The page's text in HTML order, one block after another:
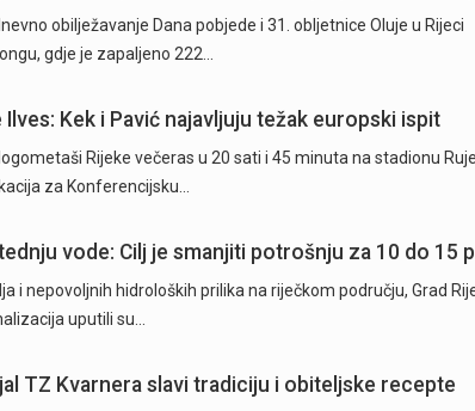
obilježavanje Dana pobjede i 31. obljetnice Oluje u Rijeci
gdje je zapaljeno 222…
Kek i Pavić najavljuju težak europski ispit
Rijeke večeras u 20 sati i 45 minuta na stadionu
za Konferencijsku…
vode: Cilj je smanjiti potrošnju za 10 do 15
i nepovoljnih hidroloških prilika na riječkom području, Grad
uputili su…
TZ Kvarnera slavi tradiciju i obiteljske recepte